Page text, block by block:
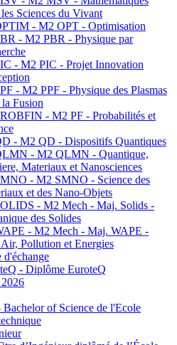
Sciences du Vivant
- M2 OPT - Optimisation
- M2 PBR - Physique par
- M2 PIC - Projet Innovation
- M2 PPF - Physique des Plasmas
la Fusion
- M2 PF - Probabilités et
- M2 QD - Dispositifs Quantiques
- M2 QLMN - Quantique,
Materiaux et Nanosciences
- M2 SMNO - Science des
et des Nano-Objets
- M2 Mech - Maj. Solids -
des Solides
- M2 Mech - Maj. WAPE -
Pollution et Energies
d'échange
- Diplôme EuroteQ
of Science de l'Ecole